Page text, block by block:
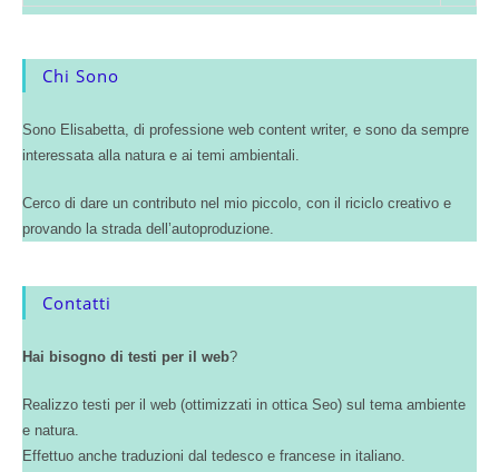
Chi Sono
Sono Elisabetta, di professione web content writer, e sono da sempre
interessata alla natura e ai temi ambientali.
Cerco di dare un contributo nel mio piccolo, con il riciclo creativo e
provando la strada dell’autoproduzione.
Contatti
Hai bisogno di testi per il web?
Realizzo testi per il web (ottimizzati in ottica Seo) sul tema ambiente
e natura.
Effettuo anche traduzioni dal tedesco e francese in italiano.